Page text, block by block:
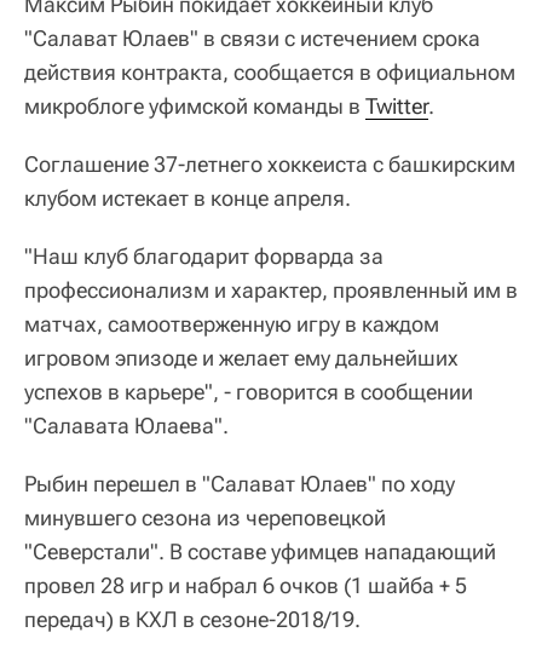
"Салават Юлаев" в связи с истечением срока
действия контракта, сообщается в официальном
микроблоге уфимской команды в Twitter.
Соглашение 37-летнего хоккеиста с башкирским
клубом истекает в конце апреля.
"Наш клуб благодарит форварда за
профессионализм и характер, проявленный им в
матчах, самоотверженную игру в каждом
игровом эпизоде и желает ему дальнейших
успехов в карьере", - говорится в сообщении
"Салавата Юлаева".
Рыбин перешел в "Салават Юлаев" по ходу
минувшего сезона из череповецкой
"Северстали". В составе уфимцев нападающий
провел 28 игр и набрал 6 очков (1 шайба + 5
передач) в КХЛ в сезоне-2018/19.